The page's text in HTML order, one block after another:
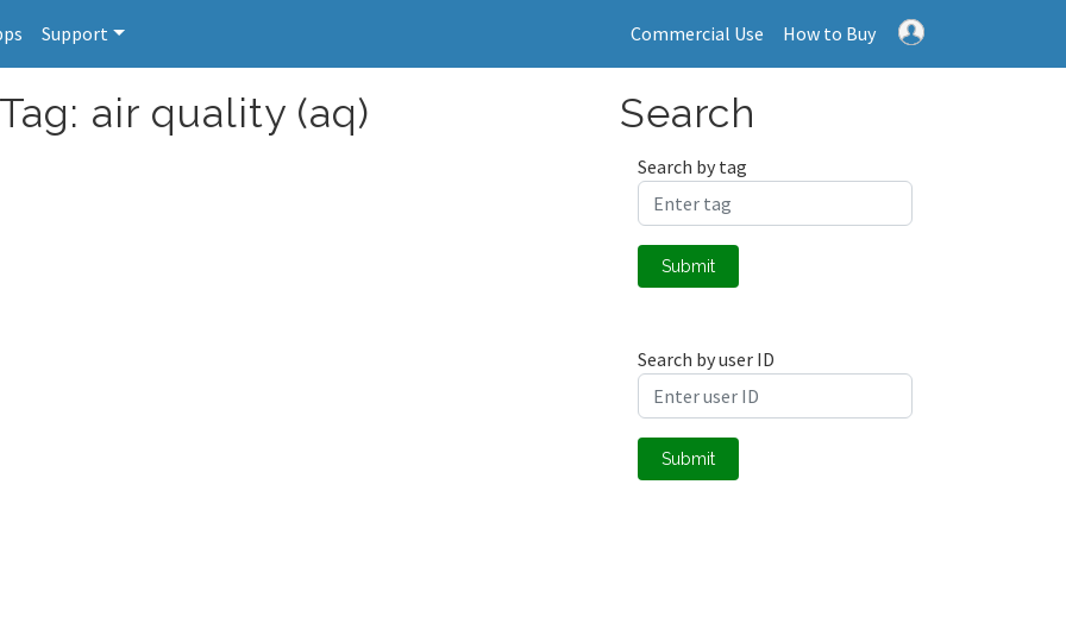
Support Commercial Use How to Buy
air quality (aq) Search
Search by tag
Submit
Search by user ID
Submit